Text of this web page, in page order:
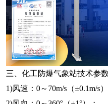
三、化工防爆气象站技术参数
1)风速：0～70m/s（±0.1m/s）